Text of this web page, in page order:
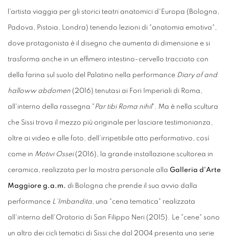
l'artista viaggia per gli storici teatri anatomici d'Europa (Bologna,
Padova, Pistoia, Londra) tenendo lezioni di "anatomia emotiva",
dove protagonista è il disegno che aumenta di dimensione e si
trasforma anche in un effimero intestino-cervello tracciato con
della farina sul suolo del Palatino nella performance Diary of and
halloww abdomen (2016) tenutasi ai Fori Imperiali di Roma,
all'interno della rassegna "Par tibi Roma nihil". Ma è nella scultura
che Sissi trova il mezzo più originale per lasciare testimonianza,
oltre ai video e alle foto, dell'irripetibile atto performativo, così
come in Motivi Ossei(2016), la grande installazione scultorea in
ceramica, realizzata per la mostra personale alla Galleria d'Arte
Maggiore g.a.m. di Bologna che prende il suo avvio dalla
performance L'Imbandita, una "cena tematica" realizzata
all'interno dell'Oratorio di San Filippo Neri (2015). Le "cene" sono
un altro dei cicli tematici di Sissi che dal 2004 presenta una serie